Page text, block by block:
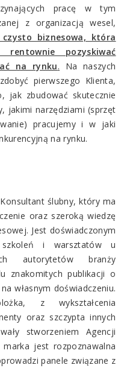
pracę w tym
z organizacją wesel,
czysto biznesowa, która
pozyskiwać
na rynku. Na naszych
pierwszego Klienta,
jak zbudować skutecznie
jakimi narzędziami (sprzęt
pracujemy i w jaki
na rynku.
ślubny, który ma
oraz szeroką wiedzę
Jest doświadczonym
i warsztatów u
autorytetów branży
znakomitych publikacji o
własnym doświadczeniu.
z wykształcenia
oraz szczypta innych
stworzeniem Agencji
jest rozpoznawalna
panele związane z